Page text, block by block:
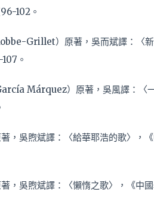
102。
Grillet）原著，吳而斌譯：〈
。
Márquez）原著，吳風譯：〈
，吳煦斌譯：〈給華耶浩的歌〉，
，吳煦斌譯：〈懶惰之歌〉，《中